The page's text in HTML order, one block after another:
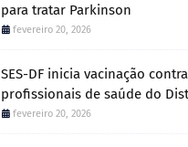
para tratar Parkinson
fevereiro 20, 2026
SES-DF inicia vacinação
profissionais de saúde do
fevereiro 20, 2026